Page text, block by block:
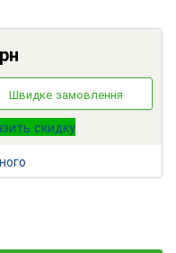
Швидке замовлення
скидку